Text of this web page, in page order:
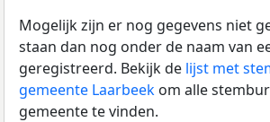
Mogelijk zijn er nog gegevens niet
staan dan nog onder de naam van
geregistreerd. Bekijk de lijst met
gemeente Laarbeek om alle
gemeente te vinden.